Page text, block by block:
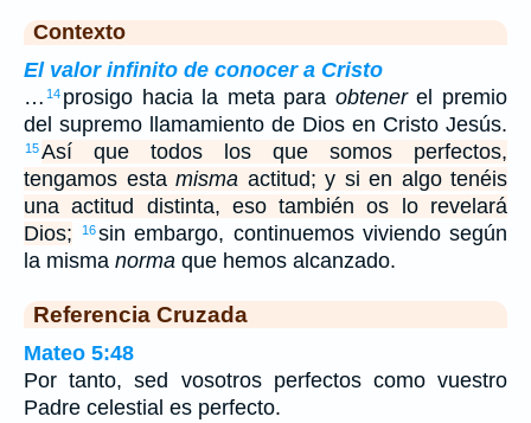
Contexto
El valor infinito de conocer a Cristo
… 14 prosigo hacia la meta para obtenerel premio
del supremo llamamiento de Dios en Cristo Jesús.
15Así que todos los que somos perfectos,
tengamos esta misma actitud; y si en algo tenéis
una actitud distinta, eso también os lo revelará
Dios;
16sin embargo, continuemos viviendo según
la misma norma que hemos alcanzado.
Referencia Cruzada
Mateo 5:48
Por tanto, sed vosotros perfectos como vuestro
Padre celestial es perfecto.